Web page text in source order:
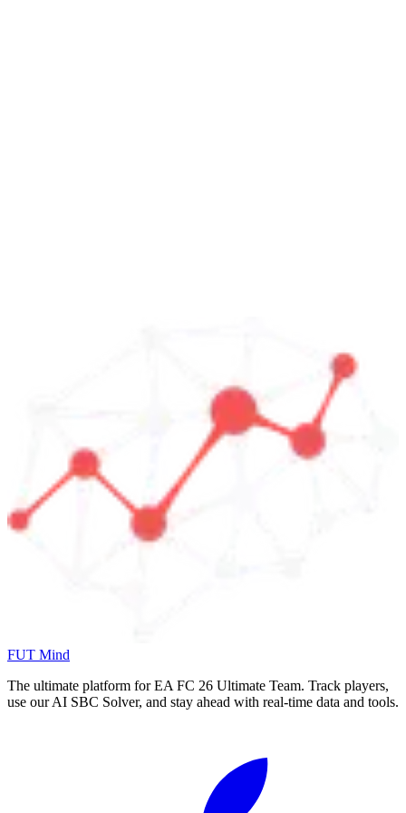
FUT Mind
The ultimate platform for EA FC 26 Ultimate Team. Track players,
use our AI SBC Solver, and stay ahead with real-time data and tools.